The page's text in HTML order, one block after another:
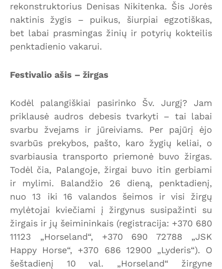
rekonstruktorius Denisas Nikitenka. Šis Jorės
naktinis žygis – puikus, šiurpiai egzotiškas,
bet labai prasmingas žinių ir potyrių kokteilis
penktadienio vakarui.
Festivalio ašis – žirgas
Kodėl palangiškiai pasirinko Šv. Jurgį? Jam
priklausė audros debesis tvarkyti – tai labai
svarbu žvejams ir jūreiviams. Per pajūrį ėjo
svarbūs prekybos, pašto, karo žygių keliai, o
svarbiausia transporto priemonė buvo žirgas.
Todėl čia, Palangoje, žirgai buvo itin gerbiami
ir mylimi. Balandžio 26 dieną, penktadienį,
nuo 13 iki 16 valandos šeimos ir visi žirgų
mylėtojai kviečiami į žirgynus susipažinti su
žirgais ir jų šeimininkais (registracija: +370 680
11123 „Horseland“, +370 690 72788 „JSK
Happy Horse“, +370 686 12900 „Lyderis“). O
šeštadienį 10 val. „Horseland“ žirgyne